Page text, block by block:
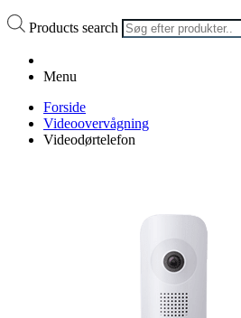
Products search
Menu
Forside
Videoovervågning
Videodørtelefon